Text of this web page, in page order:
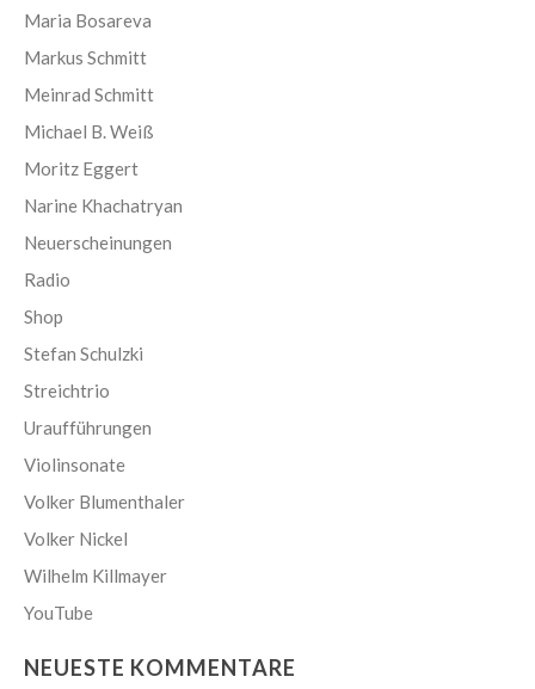
Maria Bosareva
Markus Schmitt
Meinrad Schmitt
Michael B. Weiß
Moritz Eggert
Narine Khachatryan
Neuerscheinungen
Radio
Shop
Stefan Schulzki
Streichtrio
Uraufführungen
Violinsonate
Volker Blumenthaler
Volker Nickel
Wilhelm Killmayer
YouTube
NEUESTE KOMMENTARE